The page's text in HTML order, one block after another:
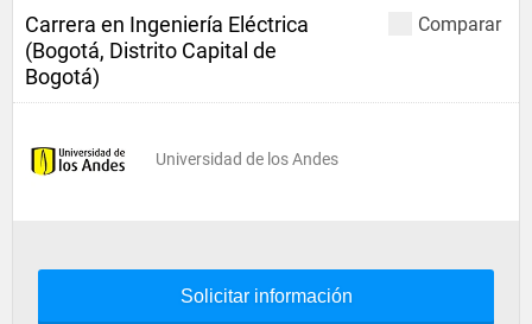
Comparar
Carrera en Ingeniería Eléctrica
(Bogotá, Distrito Capital de
Bogotá)
Universidad de los Andes
Solicitar información